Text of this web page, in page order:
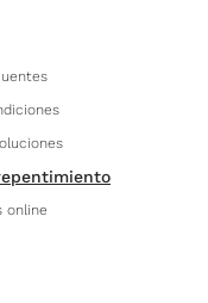
online